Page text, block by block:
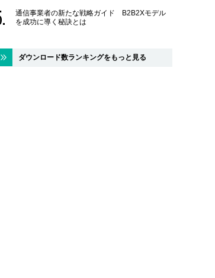
通信事業者の新たな戦略ガイド B2B2Xモデル
を成功に導く秘訣とは
ダウンロード数ランキングをもっと見る